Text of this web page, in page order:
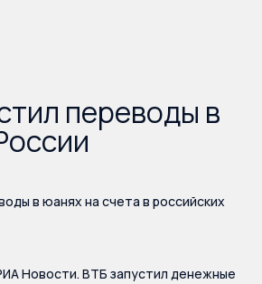
переводы в
в юанях на счета в российских
Новости. ВТБ запустил денежные